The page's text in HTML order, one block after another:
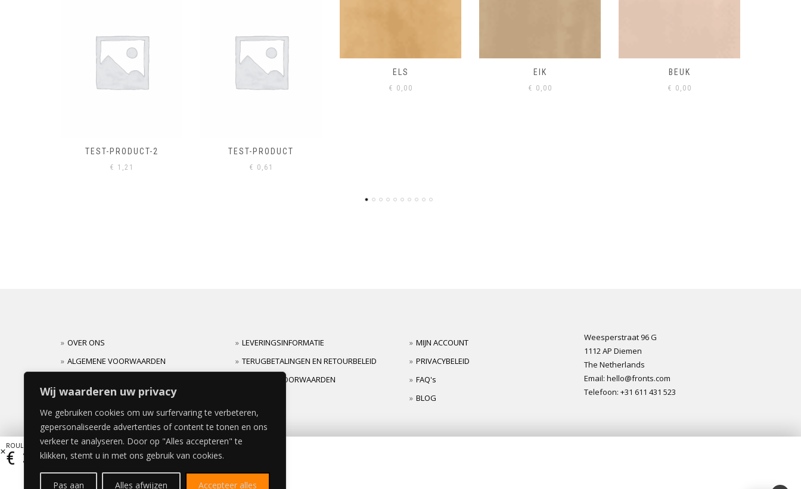
Wij waarderen uw privacy
We gebruiken cookies om uw surfervaring te verbeteren,
gepersonaliseerde advertenties of content te tonen en ons
verkeer te analyseren. Door op "Alles accepteren" te
klikken, stemt u in met ons gebruik van cookies.
Pas aan Alles afwijzen Accepteer alles
TEST-PRODUCT
€ 0,61
ELS
€0,00
EIK
€ 0,00
BEUK
€ 0,00
VISONE
€ 0,00
OVER ONS
ALGEMENE VOORWAARDEN
LEVERINGSINFORMATIE
TERUGBETALINGEN EN RETOURBELEID
GARANTIEVOORWAARDEN
MIJN ACCOUNT
PRIVACYBELEID
FAQ's
BLOG
Weesperstraat 96 G
1112 AP Diemen
The Netherlands
Email: hello@fronts.com
Telefoon: +31 611 431 523
ROULETTE DEUR 40x200cm
€ 383,57